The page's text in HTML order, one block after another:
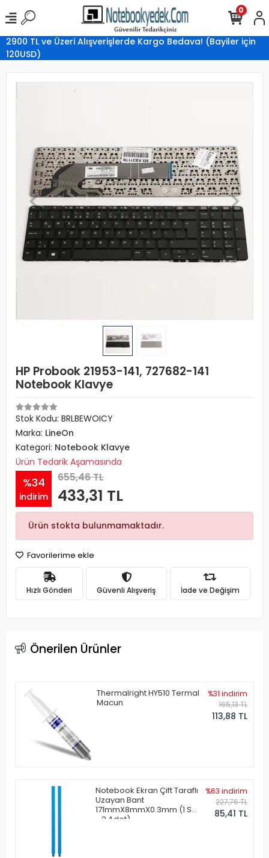
2900 TL ve Üzeri Alışverişlerde Kargo Bedava! (Bayiler için
120USD)
0
HP Probook 21953-141, 727682-141
Notebook Klavye
Stok Kodu: BRLBEWOICY
Marka: LineOn
Kategori: Notebook Klavye
Ürün Tedarik Aşamasında
%34
indirim
655,46 TL
433,31 TL
Ürün stokta bulunmamaktadır.
Favorilerime ekle
Hızlı Gönderi Güvenli Alışveriş İade ve Değişim
Önerilen Ürünler
Thermalright HY510 Termal
Macun
%31 indirim
165,13 TL
113,88 TL
Notebook Ekran Çift Taraflı
Uzayan Bant
171mmX8mmX0.3mm (1 Set
- 2 Adet)
%63 indirim
227,76 TL
85,41 TL